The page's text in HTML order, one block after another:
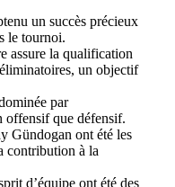
un succès précieux
le tournoi.
assure la qualification
un objectif
par
offensif que défensif.
Gündogan ont été les
contribution à la
d’équipe ont été des